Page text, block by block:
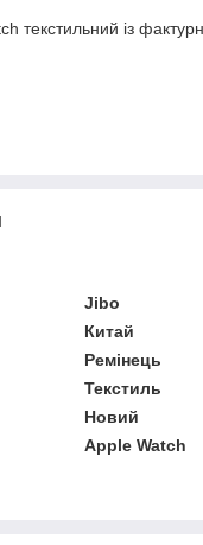
текстильний із
Jibo
Китай
Ремінець
Текстиль
Новий
Apple Watch